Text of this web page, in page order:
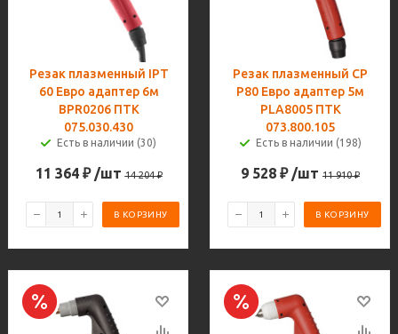
Резак плазменный IPT
60 Евро адаптер 6м
BPR0206 ПТК
075.030.430
Есть в наличии (30)
11 364₽ /шт 14 204₽
В КОРЗИНУ
Резак плазменный CP
P80 Евро адаптер 5м
PLA8005 ПТК
073.800.105
Есть в наличии (198)
9 528 ₽ /шт 11 910₽
В КОРЗИНУ